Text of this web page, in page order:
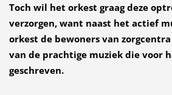
Toch wil het orkest graag deze
verzorgen, want naast het actief
orkest de bewoners van
van de prachtige muziek die voor
geschreven.